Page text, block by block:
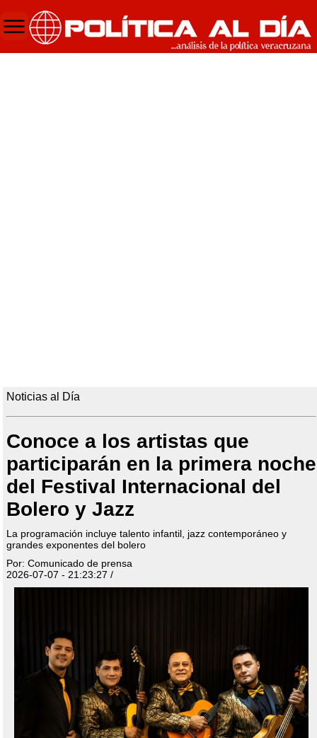
Noticias al Día
Conoce a los artistas que
participarán en la primera noche
del Festival Internacional del
Bolero y Jazz
La programación incluye talento infantil, jazz contemporáneo y
grandes exponentes del bolero
Por: Comunicado de prensa
2026-07-07 - 21:23:27 /